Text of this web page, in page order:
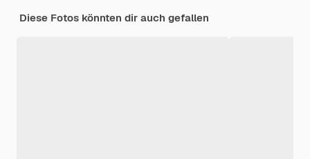
Diese Fotos könnten dir auch gefallen